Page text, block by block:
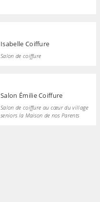
Isabelle Coiffure
Salon de coiffure
Salon Émilie Coiffure
Salon de coiffure au cœur du village
seniors la Maison de nos Parents